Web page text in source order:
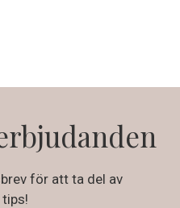
för att ta del av
tips!